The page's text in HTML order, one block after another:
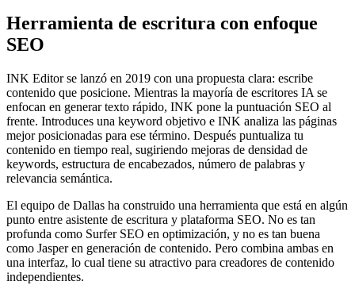
Herramienta de escritura con enfoque
SEO
INK Editor se lanzó en 2019 con una propuesta clara: escribe
contenido que posicione. Mientras la mayoría de escritores IA se
enfocan en generar texto rápido, INK pone la puntuación SEO al
frente. Introduces una keyword objetivo e INK analiza las páginas
mejor posicionadas para ese término. Después puntualiza tu
contenido en tiempo real, sugiriendo mejoras de densidad de
keywords, estructura de encabezados, número de palabras y
relevancia semántica.
El equipo de Dallas ha construido una herramienta que está en algún
punto entre asistente de escritura y plataforma SEO. No es tan
profunda como Surfer SEO en optimización, y no es tan buena
como Jasper en generación de contenido. Pero combina ambas en
una interfaz, lo cual tiene su atractivo para creadores de contenido
independientes.